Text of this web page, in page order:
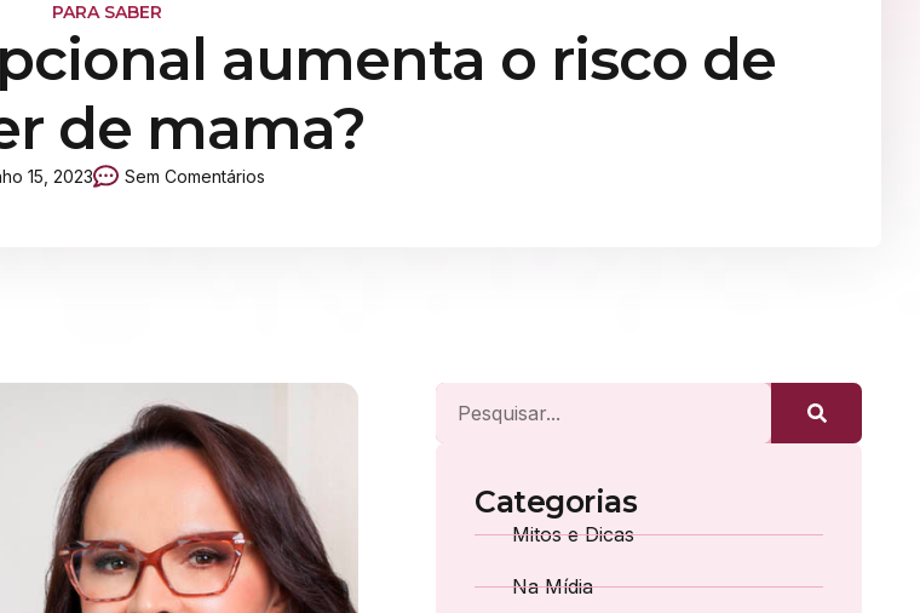
PARA SABER
aumenta o risco de
de mama?
15, 2023 Sem Comentários
Categorias
Mitos e Dicas
Na Mídia